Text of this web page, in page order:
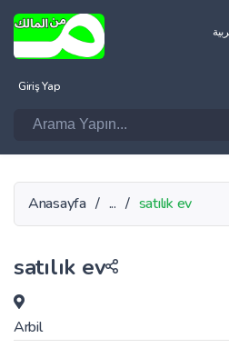
Giriş Yap
Anasayfa / ... / satılık ev
satılık ev
Arbil